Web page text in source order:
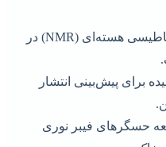
بررسی پدیده رزونانس مغناطیسی هسته‌ای (NMR) در
برای پیش‌بینی انتشار
حسگرهای فیبر نوری